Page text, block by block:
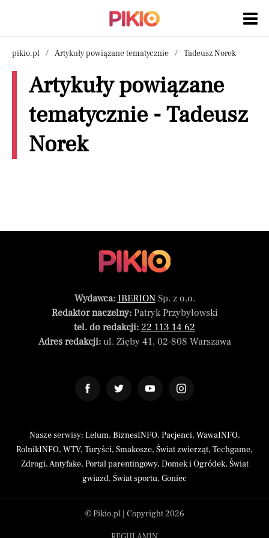
pikio.pl Artykuły powiązane tematycznie Tadeusz Norek
Artykuły powiązane
tematycznie - Tadeusz
Norek
Wydawca: IBERIONSp. z o.o.
Redaktor naczelny:Patryk Przybyłowski
tel. do redakcji: 22 113 14 62
Adres redakcji:ul. Zięby 41, 02-808 Warszawa
Nasze serwisy: Lelum, BiznesINFO, Pacjenci, WawaINFO,
RolnikINFO, WTV, Turyści, Smakosze, Świat zwierząt, Techgame,
Zdrogi,Antyfake, Portal parentingowy, Domek i Ogródek, Świat
gwiazd, Świat sportu, Goniec
© Pikio.pl | Copyright 2026